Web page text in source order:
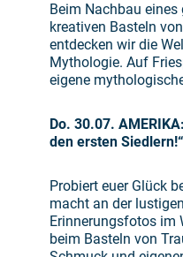
Beim Nachbau
kreativen Basteln
entdecken wir die
Mythologie. Auf
eigene
Do. 30.07.
den ersten Siedlern!“
Probiert euer Glück
macht an der
Erinnerungsfotos im
beim Basteln von